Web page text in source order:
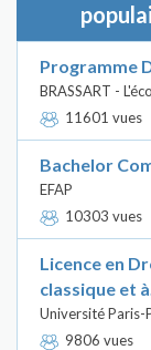
Programme
BRASSART -
11601 vues
Bachelor
EFAP
10303 vues
Licence en
classique et
Université Paris-
9806 vues